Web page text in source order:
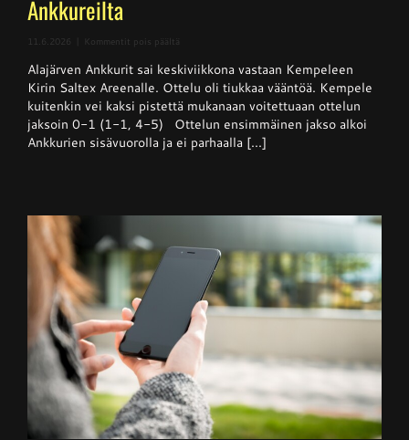
Ankkureilta
11.6.2026 Kommentit pois päältä
–
Kempele
haki
niukan
voiton
Ankkureilta
Alajärven Ankkurit sai keskiviikkona vastaan Kempeleen
Kirin Saltex Areenalle. Ottelu oli tiukkaa vääntöä. Kempele
kuitenkin vei kaksi pistettä mukanaan voitettuaan ottelun
jaksoin 0-1 (1-1, 4-5) Ottelun ensimmäinen jakso alkoi
Ankkurien sisävuorolla ja ei parhaalla [...]